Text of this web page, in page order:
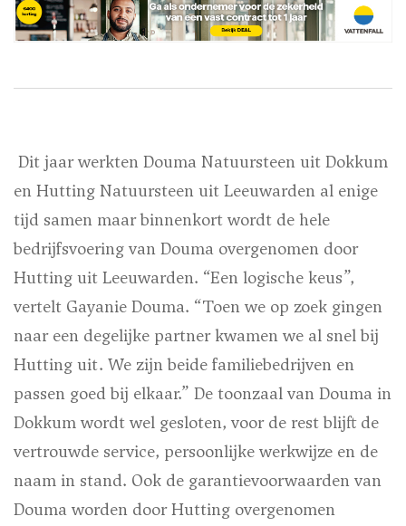
Dit jaar werkten Douma Natuursteen uit Dokkum
en Hutting Natuursteen uit Leeuwarden al enige
tijd samen maar binnenkort wordt de hele
bedrijfsvoering van Douma overgenomen door
Hutting uit Leeuwarden. “Een logische keus”,
vertelt Gayanie Douma. “Toen we op zoek gingen
naar een degelijke partner kwamen we al snel bij
Hutting uit. We zijn beide familiebedrijven en
passen goed bij elkaar.” De toonzaal van Douma in
Dokkum wordt wel gesloten, voor de rest blijft de
vertrouwde service, persoonlijke werkwijze en de
naam in stand. Ook de garantievoorwaarden van
Douma worden door Hutting overgenomen